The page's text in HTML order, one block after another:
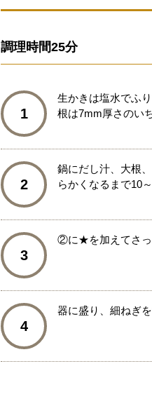
調理時間25分
1
生かきは塩水でふ
根は7mm厚さのい
2
鍋にだし汁、大根
らかくなるまで10
3
②に★を加えてさっ
4
器に盛り、細ねぎを